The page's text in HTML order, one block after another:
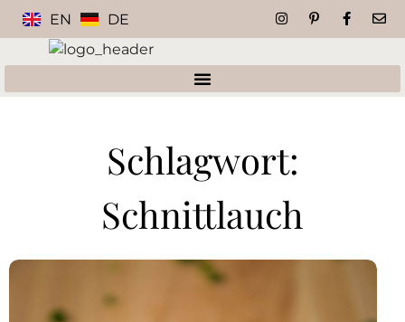
EN DE
Schlagwort:
Schnittlauch